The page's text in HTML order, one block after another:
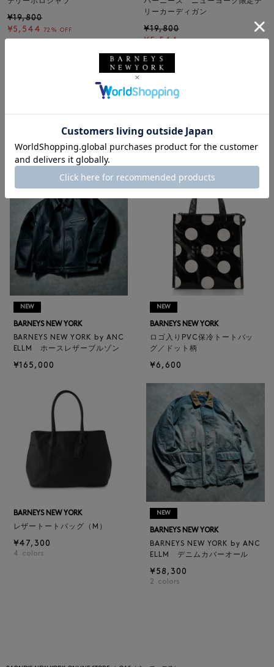
¥19,800
¥5,544 72% OFF
リーカーディガン
¥19,800
¥5,544
RECOMMEND
NEW
BARNEYS NEW YORK
BARNEYS NEW YORK by ANC
ELLM ホースレザーブルゾン
¥165,000
NEW
BARNEYS NEW YORK
ロゴ入りPVC保冷トートバッ
グ／ドット柄
¥6,600
BARNEYS NEW YORK
レザートートバッグ（M）
¥47,300
4 colors
NEW
BARNEYS NEW YORK
BARNEYS NEW YORK by ANC
ELLM デニムカバーオール
¥58,300
2 colors